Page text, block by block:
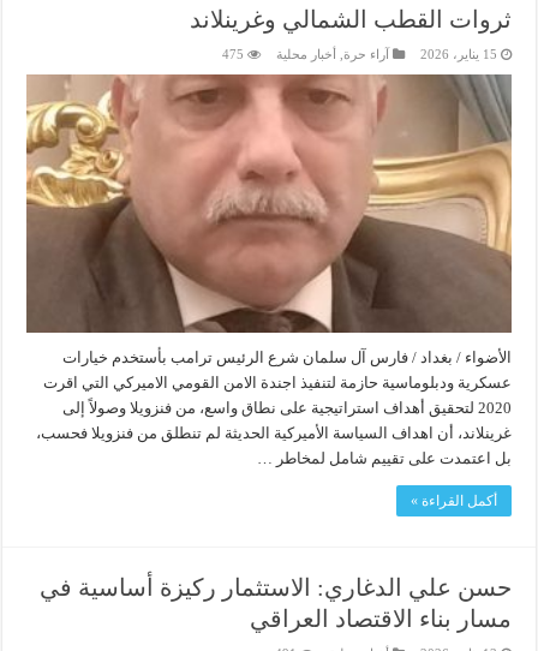
ثروات القطب الشمالي وغرينلاند
15 يناير، 2026 آراء حرة أخبار محلية 475
الأضواء / بغداد / فارس آل سلمان شرع الرئيس ترامب بأستخدم خيارات
عسكرية ودبلوماسية حازمة لتنفيذ اجندة الامن القومي الاميركي التي اقرت
2020 لتحقيق أهداف استراتيجية على نطاق واسع، من فنزويلا وصولاً إلى
غرينلاند، أن اهداف السياسة الأميركية الحديثة لم تنطلق من فنزويلا فحسب،
بل اعتمدت على تقييم شامل لمخاطر …
أكمل القراءة »
حسن علي الدغاري: الاستثمار ركيزة أساسية في
مسار بناء الاقتصاد العراقي